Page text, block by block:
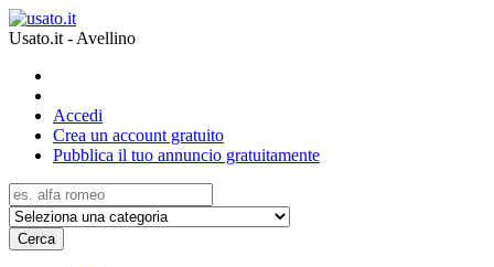
Usato.it - Avellino
Accedi
Crea un account gratuito
Pubblica il tuo annuncio gratuitamente
Cerca